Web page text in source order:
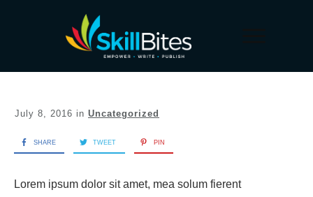
July 8, 2016 in Uncategorized
SHARE TWEET PIN
Lorem ipsum dolor sit amet, mea solum fierent